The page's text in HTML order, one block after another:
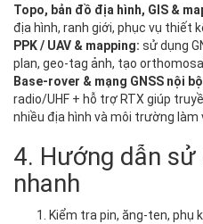
Topo, bản đồ địa hình, GIS &
địa hình, ranh giới, phục vụ thiết
PPK / UAV & mapping: sử dụng
plan, geo‑tag ảnh, tạo
Base‑rover & mạng GNSS nội
radio/UHF + hỗ trợ RTX giúp
nhiều địa hình và môi trường làm
4. Hướng dẫn sử
nhanh
Kiểm tra pin, ăng‑ten,